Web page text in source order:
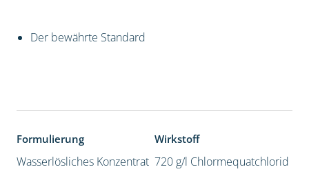
Der bewährte Standard
Formulierung
Wasserlösliches Konzentrat
Wirkstoff
720 g/l Chlormequatchlorid